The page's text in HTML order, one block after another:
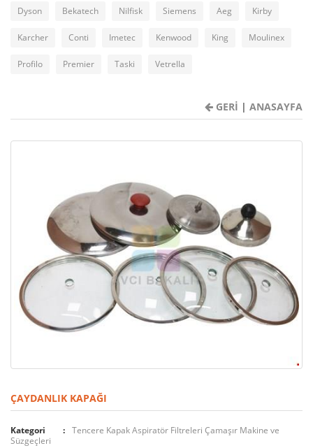
Dyson Bekatech Nilfisk Siemens Aeg Kirby
Karcher Conti Imetec Kenwood King Moulinex
Profilo Premier Taski Vetrella
GERİ | ANASAYFA
ÇAYDANLIK KAPAĞI
Kategori
Tencere Kapak Aspiratör Filtreleri Çamaşır Makine ve
Süzgeçleri